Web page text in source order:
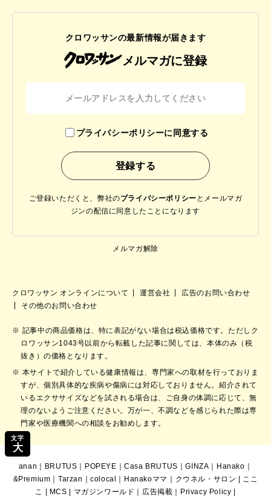
文字
大
クロワッサンの最新情報が届きます
メルマガに登録
プライバシーポリシーに同意する
ご登録いただくと、弊社のプライバシーポリシー と メールマガ
ジンの配信に同意したことになります
メルマガ解除
クロワッサン オンラインについて 運営会社
広告のお問い合わせ
その他のお問い合わせ
記事中の商品価格は、特に表記がない場合は税込価格です。ただしク
ロワッサン1043号以前から転載した記事に関しては、本体のみ（税
抜き）の価格となります。
本サイトで紹介している健康情報は、専門家への取材を行っておりま
すが、個別具体的な疾病や傷病には対応しておりません。紹介されて
いるエクササイズなどを試される場合は、ご自身の体調に応じて、無
理のないようご注意ください。万が一、不調などを感じられた際は専
門家や医療機関への相談をお勧めします。
anan ｜ BRUTUS ｜ POPEYE ｜Casa BRUTUS ｜GINZA ｜ Hanako ｜
&Premium ｜Tarzan ｜colocal ｜ Hanakoママ ｜ クウネル・サロン | ここ
こ | MCS | マガジンワールド ｜ 広告掲載 ｜ Privacy Policy |